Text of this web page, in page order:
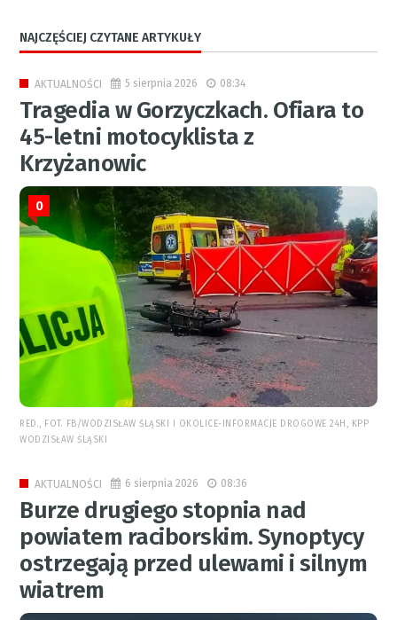
NAJCZĘŚCIEJ CZYTANE ARTYKUŁY
AKTUALNOŚCI 5 sierpnia 2026 08:34
Tragedia w Gorzyczkach. Ofiara to
45-letni motocyklista z
Krzyżanowic
0
RED., FOT. FB/WODZISŁAW ŚLĄSKI I OKOLICE-INFORMACJE DROGOWE 24H, KPP
WODZISŁAW ŚLĄSKI
AKTUALNOŚCI 6 sierpnia 2026 08:36
Burze drugiego stopnia nad
powiatem raciborskim. Synoptycy
ostrzegają przed ulewami i silnym
wiatrem